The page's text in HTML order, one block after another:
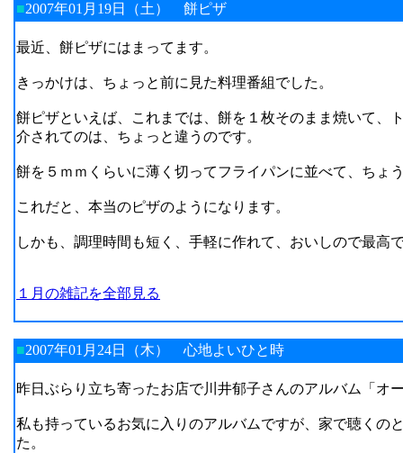
■2007年01月19日（土） 餅ピザ
最近、餅ピザにはまってます。
きっかけは、ちょっと前に見た料理番組でした。
餅ピザといえば、これまでは、餅を１枚そのまま焼いて、
介されてのは、ちょっと違うのです。
餅を５ｍｍくらいに薄く切ってフライパンに並べて、ちょ
これだと、本当のピザのようになります。
しかも、調理時間も短く、手軽に作れて、おいしので最高
１月の雑記を全部見る
■2007年01月24日（木） 心地よいひと時
昨日ぶらり立ち寄ったお店で川井郁子さんのアルバム「オ
私も持っているお気に入りのアルバムですが、家で聴くの
た。